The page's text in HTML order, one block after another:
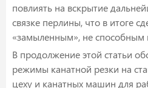
повлиять на вскрытие
связке перлины, что в итоге
«замыленным», не способным
В продолжение этой статьи
режимы канатной резки на
цеху и канатных машин для